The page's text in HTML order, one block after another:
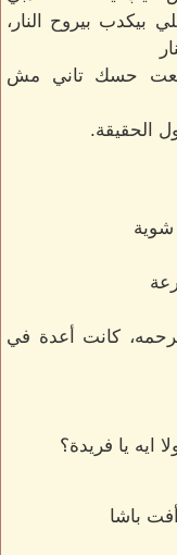
بيكدب بيروح النار،
حسك تاني مش
الحقيقة.
شوية
كانت أعدة في
ايه يا فريدة؟
باشا